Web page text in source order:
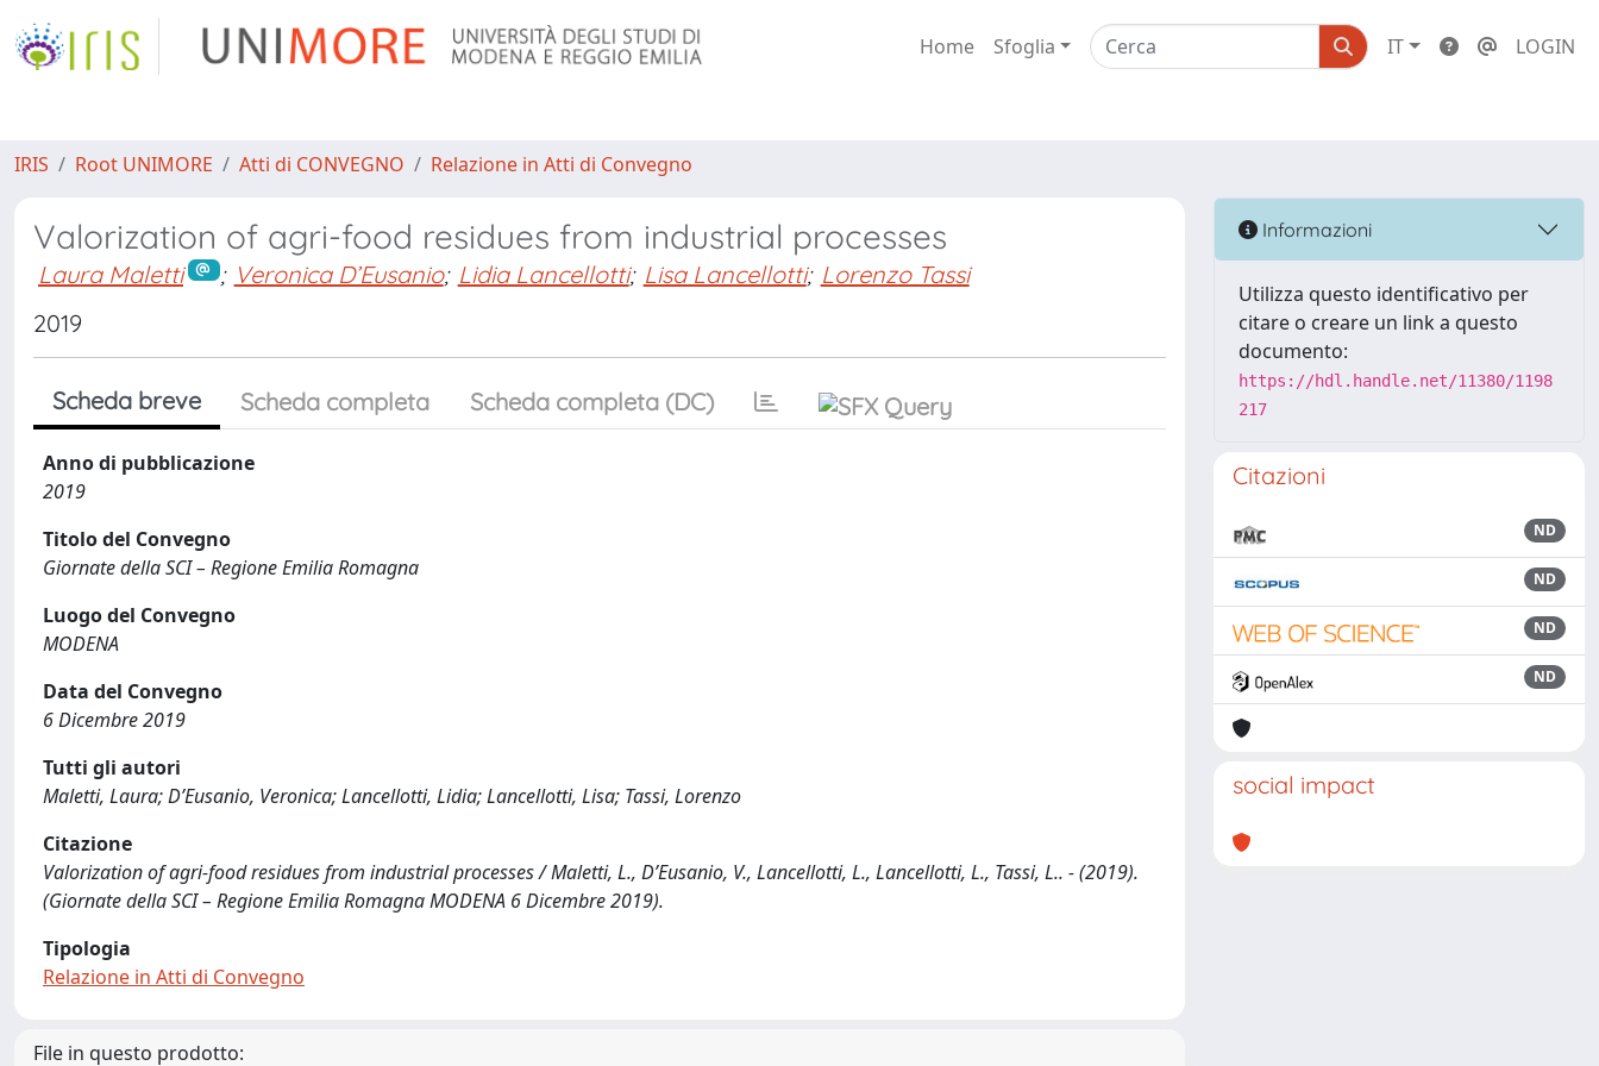
Home Sfoglia IT LOGIN
IRIS Root UNIMORE Atti di CONVEGNO Relazione in Atti di Convegno
Valorization of agri-food residues from industrial processes
Laura Maletti ; Veronica D’Eusanio; Lidia Lancellotti; Lisa Lancellotti; Lorenzo Tassi
2019
Scheda breve Scheda completa Scheda completa (DC)
Anno di pubblicazione
2019
Titolo del Convegno
Giornate della SCI – Regione Emilia Romagna
Luogo del Convegno
MODENA
Data del Convegno
6 Dicembre 2019
Tutti gli autori
Maletti, Laura; D’Eusanio, Veronica; Lancellotti, Lidia; Lancellotti, Lisa; Tassi, Lorenzo
Citazione
Valorization of agri-food residues from industrial processes / Maletti, L., D’Eusanio, V., Lancellotti, L., Lancellotti, L., Tassi, L.. - (2019).
(Giornate della SCI – Regione Emilia Romagna MODENA 6 Dicembre 2019).
Tipologia
Relazione in Atti di Convegno
File in questo prodotto:
Informazioni
Utilizza questo identificativo per
citare o creare un link a questo
documento:
https://hdl.handle.net/11380/1198
217
Citazioni
ND
ND
ND
ND
social impact